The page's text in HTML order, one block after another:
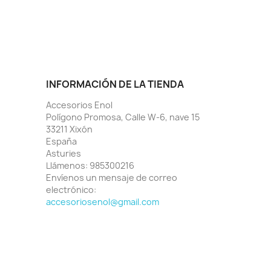
INFORMACIÓN DE LA TIENDA
Accesorios Enol
Polígono Promosa, Calle W-6, nave 15
33211 Xixón
España
Asturies
Llámenos: 985300216
Envíenos un mensaje de correo
electrónico:
accesoriosenol@gmail.com